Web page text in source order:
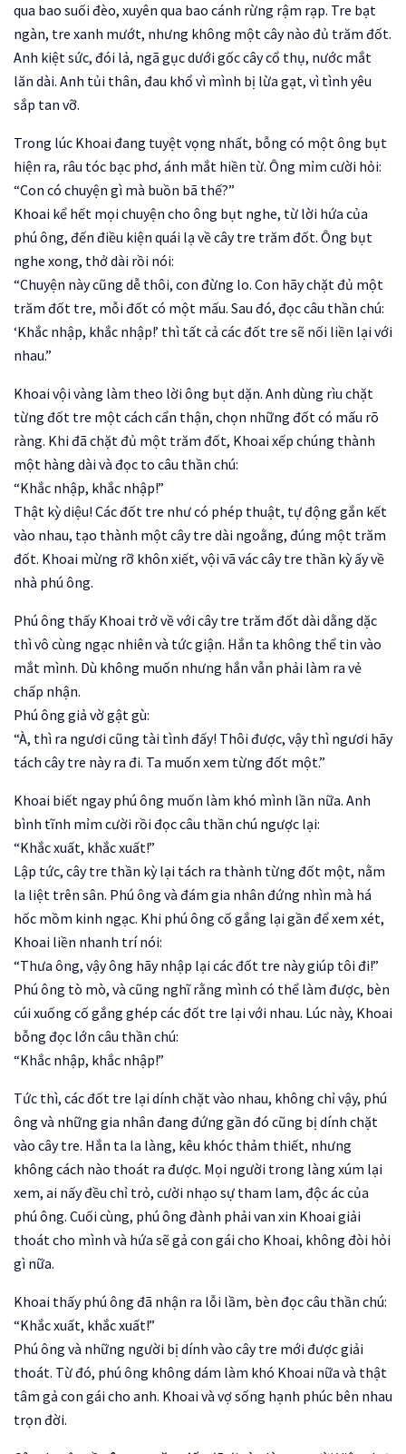
qua bao suối đèo, xuyên qua bao cánh rừng rậm rạp. Tre bạt
ngàn, tre xanh mướt, nhưng không một cây nào đủ trăm đốt.
Anh kiệt sức, đói lả, ngã gục dưới gốc cây cổ thụ, nước mắt
lăn dài. Anh tủi thân, đau khổ vì mình bị lừa gạt, vì tình yêu
sắp tan vỡ.
Trong lúc Khoai đang tuyệt vọng nhất, bỗng có một ông bụt
hiện ra, râu tóc bạc phơ, ánh mắt hiền từ. Ông mỉm cười hỏi:
“Con có chuyện gì mà buồn bã thế?”
Khoai kể hết mọi chuyện cho ông bụt nghe, từ lời hứa của
phú ông, đến điều kiện quái lạ về cây tre trăm đốt. Ông bụt
nghe xong, thở dài rồi nói:
“Chuyện này cũng dễ thôi, con đừng lo. Con hãy chặt đủ một
trăm đốt tre, mỗi đốt có một mấu. Sau đó, đọc câu thần chú:
‘Khắc nhập, khắc nhập!’ thì tất cả các đốt tre sẽ nối liền lại với
nhau.”
Khoai vội vàng làm theo lời ông bụt dặn. Anh dùng rìu chặt
từng đốt tre một cách cẩn thận, chọn những đốt có mấu rõ
ràng. Khi đã chặt đủ một trăm đốt, Khoai xếp chúng thành
một hàng dài và đọc to câu thần chú:
“Khắc nhập, khắc nhập!”
Thật kỳ diệu! Các đốt tre như có phép thuật, tự động gắn kết
vào nhau, tạo thành một cây tre dài ngoằng, đúng một trăm
đốt. Khoai mừng rỡ khôn xiết, vội vã vác cây tre thần kỳ ấy về
nhà phú ông.
Phú ông thấy Khoai trở về với cây tre trăm đốt dài dằng dặc
thì vô cùng ngạc nhiên và tức giận. Hắn ta không thể tin vào
mắt mình. Dù không muốn nhưng hắn vẫn phải làm ra vẻ
chấp nhận.
Phú ông giả vờ gật gù:
“À, thì ra ngươi cũng tài tình đấy! Thôi được, vậy thì ngươi hãy
tách cây tre này ra đi. Ta muốn xem từng đốt một.”
Khoai biết ngay phú ông muốn làm khó mình lần nữa. Anh
bình tĩnh mỉm cười rồi đọc câu thần chú ngược lại:
“Khắc xuất, khắc xuất!”
Lập tức, cây tre thần kỳ lại tách ra thành từng đốt một, nằm
la liệt trên sân. Phú ông và đám gia nhân đứng nhìn mà há
hốc mồm kinh ngạc. Khi phú ông cố gắng lại gần để xem xét,
Khoai liền nhanh trí nói:
“Thưa ông, vậy ông hãy nhập lại các đốt tre này giúp tôi đi!”
Phú ông tò mò, và cũng nghĩ rằng mình có thể làm được, bèn
cúi xuống cố gắng ghép các đốt tre lại với nhau. Lúc này, Khoai
bỗng đọc lớn câu thần chú:
“Khắc nhập, khắc nhập!”
Tức thì, các đốt tre lại dính chặt vào nhau, không chỉ vậy, phú
ông và những gia nhân đang đứng gần đó cũng bị dính chặt
vào cây tre. Hắn ta la làng, kêu khóc thảm thiết, nhưng
không cách nào thoát ra được. Mọi người trong làng xúm lại
xem, ai nấy đều chỉ trỏ, cười nhạo sự tham lam, độc ác của
phú ông. Cuối cùng, phú ông đành phải van xin Khoai giải
thoát cho mình và hứa sẽ gả con gái cho Khoai, không đòi hỏi
gì nữa.
Khoai thấy phú ông đã nhận ra lỗi lầm, bèn đọc câu thần chú:
“Khắc xuất, khắc xuất!”
Phú ông và những người bị dính vào cây tre mới được giải
thoát. Từ đó, phú ông không dám làm khó Khoai nữa và thật
tâm gả con gái cho anh. Khoai và vợ sống hạnh phúc bên nhau
trọn đời.